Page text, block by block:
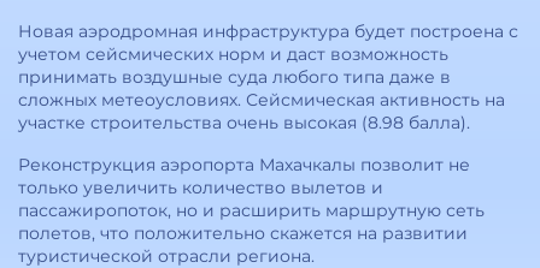
Новая аэродромная инфраструктура будет построена с
учетом сейсмических норм и даст возможность
принимать воздушные суда любого типа даже в
сложных метеоусловиях. Сейсмическая активность на
участке строительства очень высокая (8.98 балла).
Реконструкция аэропорта Махачкалы позволит не
только увеличить количество вылетов и
пассажиропоток, но и расширить маршрутную сеть
полетов, что положительно скажется на развитии
туристической отрасли региона.